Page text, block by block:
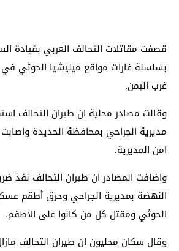
قصفت مقاتلات التحالف العربي بقيادة
بسلسلة غارات مواقع ميليشيا الحوثي
غرب اليمن.
وقالت مصادر محلية ان طيران التحالف
مديرية الجراحي بمحافظة الحديدة واصابت
امن المديرية.
واضافت المصادر ان طيران التحالف نفذ
النهضة بمديرية الجراحي وحرق أطقم
الحوثي ومقتل كل من كانوا على الاطقم.
وقال سكان محليون ان طيران التحالف